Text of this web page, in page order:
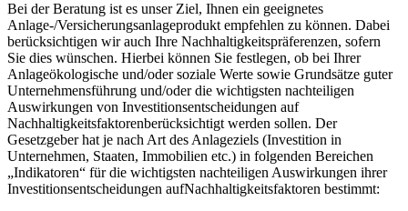
Bei der Beratung ist es unser Ziel, Ihnen ein geeignetes
Anlage-/Versicherungsanlageprodukt empfehlen zu können. Dabei
berücksichtigen wir auch Ihre Nachhaltigkeitspräferenzen, sofern
Sie dies wünschen. Hierbei können Sie festlegen, ob bei Ihrer
Anlageökologische und/oder soziale Werte sowie Grundsätze guter
Unternehmensführung und/oder die wichtigsten nachteiligen
Auswirkungen von Investitionsentscheidungen auf
Nachhaltigkeitsfaktorenberücksichtigt werden sollen. Der
Gesetzgeber hat je nach Art des Anlageziels (Investition in
Unternehmen, Staaten, Immobilien etc.) in folgenden Bereichen
„Indikatoren“ für die wichtigsten nachteiligen Auswirkungen ihrer
Investitionsentscheidungen aufNachhaltigkeitsfaktoren bestimmt: